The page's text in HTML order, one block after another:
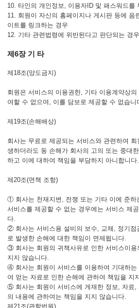
10. 타인의 개인정보, 이용자ID 및 패스워드를
11. 회원이 자신의 홈페이지나 게시판 등에 음
이트를 링크하는 경우
12. 기타 관련법령에 위반된다고 판단되는 경우
제6장 기 타
제18조(양도금지)
회원은 서비스의 이용권한, 기타 이용계약상
여할 수 없으며, 이를 담보로 제공할 수 없습니
제19조(손해배상)
회사는 무료로 제공되는 서비스와 관련하여
생하더라도 동 손해가 회사의 고의 또는 중대
하고 이에 대하여 책임을 부담하지 아니합니다.
제20조(면책 조항)
① 회사는 천재지변, 전쟁 또는 기타 이에 준하
서비스를 제공할 수 없는 경우에는 서비스 제
다.
② 회사는 서비스용 설비의 보수, 교체, 정기점
로 발생한 손해에 대한 책임이 면제됩니다.
③ 회사는 회원의 귀책사유로 인한 서비스이용
지지 않습니다.
④ 회사는 회원이 서비스를 이용하여 기대하는
여 얻는 자료로 인한 손해에 관하여 책임을 지
⑤ 회사는 회원이 서비스에 게재한 정보, 자료,
의 내용에 관하여는 책임을 지지 않습니다.
제21조(관할법원)